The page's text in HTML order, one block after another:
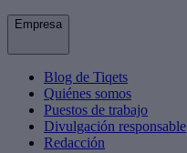
Empresa
Blog de Tiqets
Quiénes somos
Puestos de trabajo
Divulgación responsable
Redacción